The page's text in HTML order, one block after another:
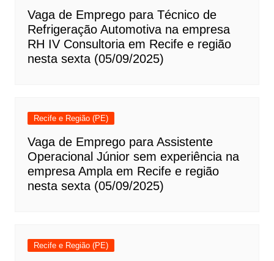
Vaga de Emprego para Técnico de
Refrigeração Automotiva na empresa
RH IV Consultoria em Recife e região
nesta sexta (05/09/2025)
Recife e Região (PE)
Vaga de Emprego para Assistente
Operacional Júnior sem experiência na
empresa Ampla em Recife e região
nesta sexta (05/09/2025)
Recife e Região (PE)